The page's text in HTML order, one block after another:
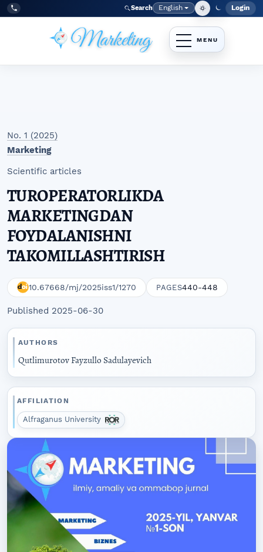
Skip to main navigation menu
Skip to main content
Skip to site footer
Tel:
+998977838464 Search Language
English Login
No. 1 (2025)
Marketing
Scientific articles
TUROPERATORLIKDA
MARKETINGDAN
FOYDALANISHNI
TAKOMILLASHTIRISH
10.67668/mj/2025iss1/1270 PAGES440-448
Published 2025-06-30
AUTHORS
Qutlimurotov Fayzullo Sadulayevich
AFFILIATION
Alfraganus University